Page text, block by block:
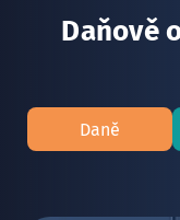
Daňově
Daně